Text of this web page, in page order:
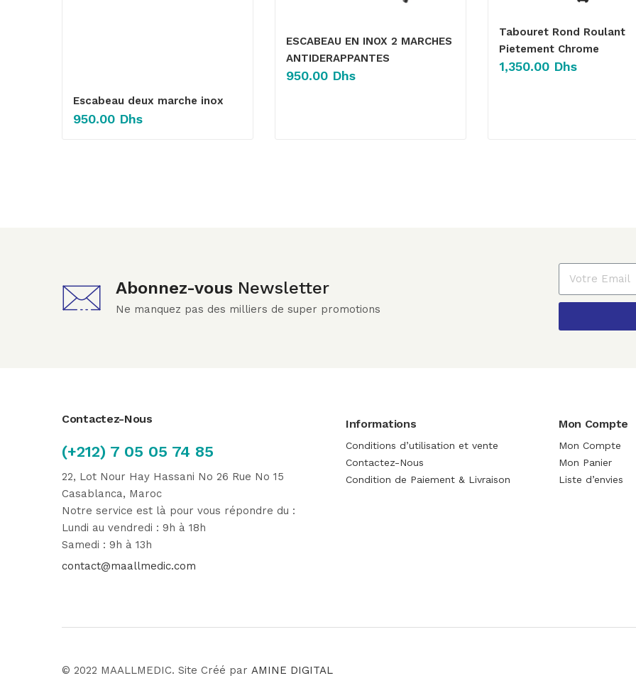
Escabeau deux marche inox
950.00 Dhs
ESCABEAU EN INOX 2 MARCHES
ANTIDERAPPANTES
950.00 Dhs
Tabouret Rond Roulant
Pietement Chrome
1,350.00 Dhs
Abonnez-vous Newsletter
Ne manquez pas des milliers de super promotions
Contactez-Nous
(+212) 7 05 05 74 85
22, Lot Nour Hay Hassani No 26 Rue No 15
Casablanca, Maroc
Notre service est là pour vous répondre du :
Lundi au vendredi : 9h à 18h
Samedi : 9h à 13h
contact@maallmedic.com
Informations
Conditions d’utilisation et vente
Contactez-Nous
Condition de Paiement & Livraison
Mon Compte
Mon Compte
Mon Panier
Liste d’envies
© 2022 MAALLMEDIC. Site Créé par AMINE DIGITAL